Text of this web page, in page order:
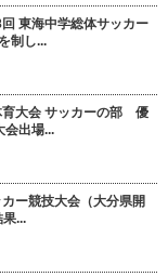
東海中学総体サッカー
制し...
育大会 サッカーの部 優
会出場...
ー競技大会（大分県開
...